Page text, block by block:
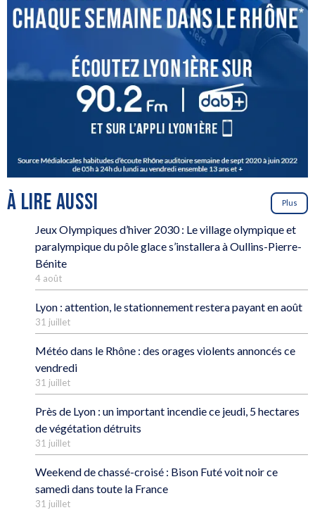
À LIRE AUSSI Plus
Jeux Olympiques d’hiver 2030 : Le village olympique et
paralympique du pôle glace s’installera à Oullins-Pierre-
Bénite
4 août
Lyon : attention, le stationnement restera payant en août
31 juillet
Météo dans le Rhône : des orages violents annoncés ce
vendredi
31 juillet
Près de Lyon : un important incendie ce jeudi, 5 hectares
de végétation détruits
31 juillet
Weekend de chassé-croisé : Bison Futé voit noir ce
samedi dans toute la France
31 juillet